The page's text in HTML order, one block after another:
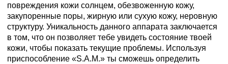
повреждения кожи солнцем, обезвоженную кожу,
закупоренные поры, жирную или сухую кожу, неровную
структуру. Уникальность данного аппарата заключается
в том, что он позволяет тебе увидеть состояние твоей
кожи, чтобы показать текущие проблемы. Используя
приспособление «S.A.M.» ты сможешь определить